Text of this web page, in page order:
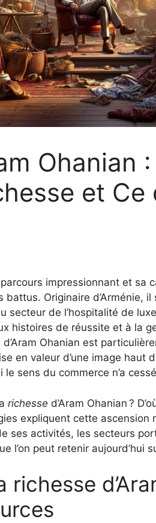
Ohanian
et Ce
impressionnant et sa
Originaire d’Arménie, il
secteur de l’hospitalité de
histoires de réussite et à la
Ohanian est
en valeur d’une image haut
le sens du commerce n’a
richesse d’Aram Ohanian ?
expliquent cette ascension
ses activités, les secteurs
l’on peut retenir aujourd’hui
richesse